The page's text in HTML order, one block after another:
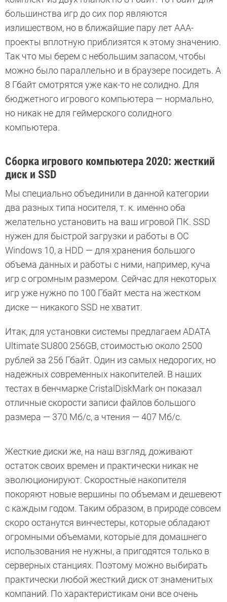
большинства игр до сих пор являются
излишеством, но в ближайшие пару лет ААА-
проекты вплотную приблизятся к этому значению.
Так что мы берем с небольшим запасом, чтобы
можно было параллельно и в браузере посидеть. А
8 Гбайт смотрятся уже как-то не солидно. Для
бюджетного игрового компьютера — нормально,
но никак не для геймерского солидного
компьютера.
Сборка игрового компьютера 2020: жесткий
диск и SSD
Мы специально объединили в данной категории
два разных типа носителя, т. к. именно оба
желательно установить на ваш игровой ПК. SSD
нужен для быстрой загрузки и работы в ОС
Windows 10, а HDD — для хранения большого
объема данных и работы с ними, например, куча
игр с огромным размером. Сейчас для некоторых
игр уже нужно по 100 Гбайт места на жестком
диске — никакого SSD не хватит.
Итак, для установки системы предлагаем ADATA
Ultimate SU800 256GB, стоимостью около 2500
рублей за 256 Гбайт. Один из самых недорогих, но
надежных современных накопителей. В наших
тестах в бенчмарке CristalDiskMark он показал
отличные скорости записи файлов большого
размера — 370 Мб/с, а чтения — 407 Мб/с.
Жесткие диски же, на наш взгляд, доживают
остаток своих времен и практически никак не
эволюционируют. Скоростные накопителя
покоряют новые вершины по объемам и дешевеют
с каждым годом. Таким образом, в природе совсем
скоро останутся винчестеры, которые обладают
огромными объемами, которые для домашнего
использования не нужны, а пригодятся только в
серверных станциях. Поэтому можно выбирать
практически любой жесткий диск от знаменитых
компаний. По характеристикам они все очень